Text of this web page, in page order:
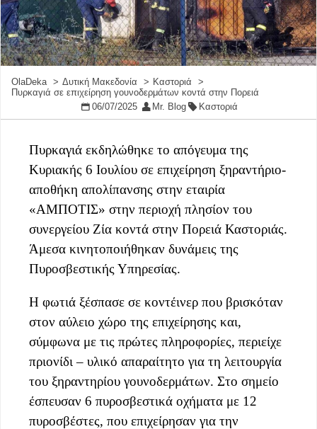
OlaDeka Δυτική Μακεδονία
Καστοριά
Πυρκαγιά σε επιχείρηση γουνοδερμάτων κοντά στην Πορειά
06/07/2025
Mr. Blog Καστοριά
Πυρκαγιά εκδηλώθηκε το απόγευμα της
Κυριακής 6 Ιουλίου σε επιχείρηση ξηραντήριο-
αποθήκη απολίπανσης στην εταιρία
«ΑΜΠΟΤΙΣ» στην περιοχή πλησίον του
συνεργείου Ζία κοντά στην Πορειά Καστοριάς.
Άμεσα κινητοποιήθηκαν δυνάμεις της
Πυροσβεστικής Υπηρεσίας.
Η φωτιά ξέσπασε σε κοντέινερ που βρισκόταν
στον αύλειο χώρο της επιχείρησης και,
σύμφωνα με τις πρώτες πληροφορίες, περιείχε
πριονίδι – υλικό απαραίτητο για τη λειτουργία
του ξηραντηρίου γουνοδερμάτων. Στο σημείο
έσπευσαν 6 πυροσβεστικά οχήματα με 12
πυροσβέστες, που επιχείρησαν για την